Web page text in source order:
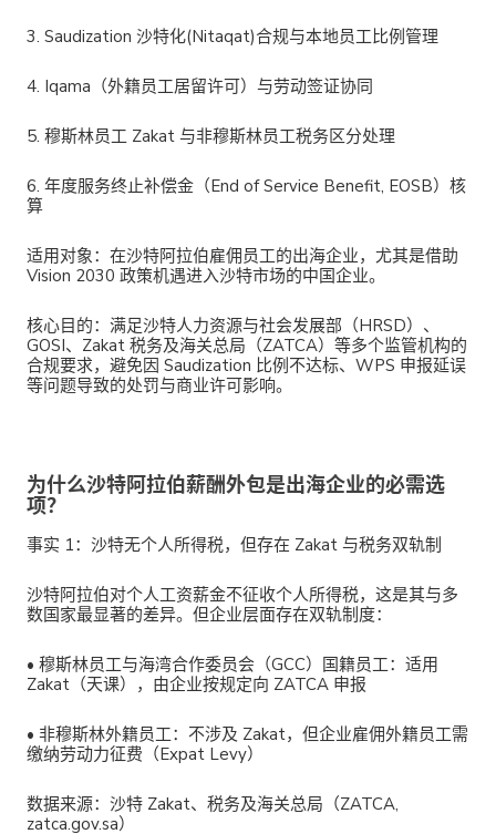
3. Saudization 沙特化(Nitaqat)合规与本地员工比例管理
4. Iqama（外籍员工居留许可）与劳动签证协同
5. 穆斯林员工 Zakat 与非穆斯林员工税务区分处理
6. 年度服务终止补偿金（End of Service Benefit, EOSB）核
算
适用对象：在沙特阿拉伯雇佣员工的出海企业，尤其是借助
Vision 2030 政策机遇进入沙特市场的中国企业。
核心目的：满足沙特人力资源与社会发展部（HRSD）、
GOSI、Zakat 税务及海关总局（ZATCA）等多个监管机构的
合规要求，避免因 Saudization 比例不达标、WPS 申报延误
等问题导致的处罚与商业许可影响。
为什么沙特阿拉伯薪酬外包是出海企业的必需选
项？
事实 1：沙特无个人所得税，但存在 Zakat 与税务双轨制
沙特阿拉伯对个人工资薪金不征收个人所得税，这是其与多
数国家最显著的差异。但企业层面存在双轨制度：
• 穆斯林员工与海湾合作委员会（GCC）国籍员工：适用
Zakat（天课），由企业按规定向 ZATCA 申报
• 非穆斯林外籍员工：不涉及 Zakat，但企业雇佣外籍员工需
缴纳劳动力征费（Expat Levy）
数据来源：沙特 Zakat、税务及海关总局（ZATCA,
zatca.gov.sa）